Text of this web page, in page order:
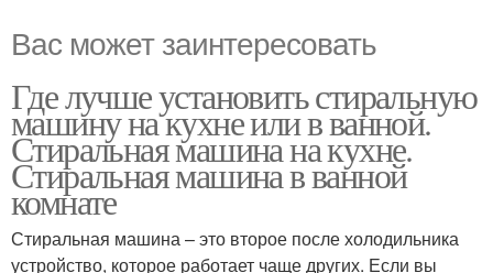
Вас может заинтересовать
Где лучше установить стиральную
машину на кухне или в ванной.
Стиральная машина на кухне.
Стиральная машина в ванной
комнате
Стиральная машина – это второе после холодильника
устройство, которое работает чаще других. Если вы